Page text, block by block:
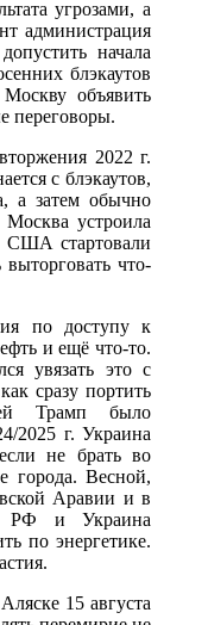
угрозами, а
администрация
начала
блэкаутов
объявить
переговоры.
2022 г.
с блэкаутов,
а затем обычно
устроила
США стартовали
что-
по доступу к
и ещё что-то.
увязать это с
сразу портить
Трамп было
2025 г. Украина
не брать во
города. Весной,
Аравии и в
РФ и Украина
по энергетике.
15 августа